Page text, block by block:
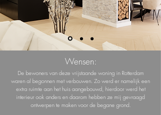
Wensen:
De bewoners van deze vrijstaande woning in Rotterdam
waren al begonnen met verbouwen. Zo werd er namelijk een
extra ruimte aan het huis aangebouwd, hierdoor werd het
interieur ook anders en daarom hebben ze mij gevraagd
ontwerpen te maken voor de begane grond.